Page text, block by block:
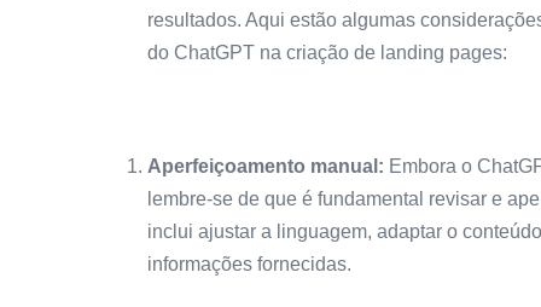
resultados. Aqui estão algumas
do ChatGPT na criação de landing pages:
Aperfeiçoamento manual: Embora o
lembre-se de que é fundamental revisar e
inclui ajustar a linguagem, adaptar o
informações fornecidas.